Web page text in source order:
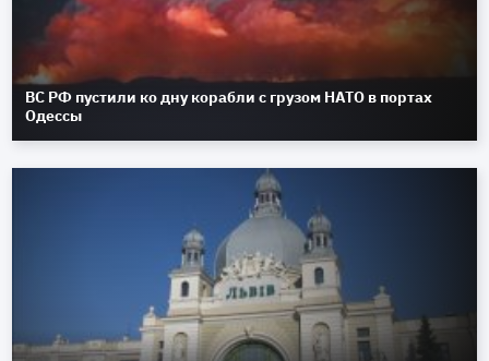
ВС РФ пустили ко дну корабли с грузом НАТО в портах
Одессы